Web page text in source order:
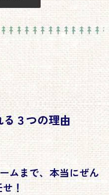
３つの理由
ムまで、本当にぜん
せ！